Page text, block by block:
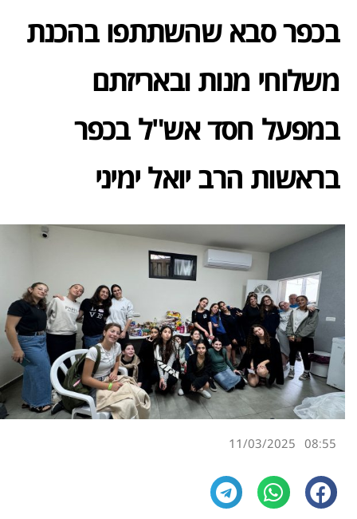
בכפר סבא שהשתתפו בהכנת
משלוחי מנות ובאריזתם
במפעל חסד אש"ל בכפר
בראשות הרב יואל ימיני
08:55
11/03/2025